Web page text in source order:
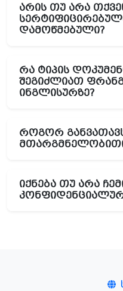
არის თუ არა
დამოწმებული?
რა ტიპის
შეგიძლიათ
ინგლისურზე?
როგორ
იქნება თუ არა